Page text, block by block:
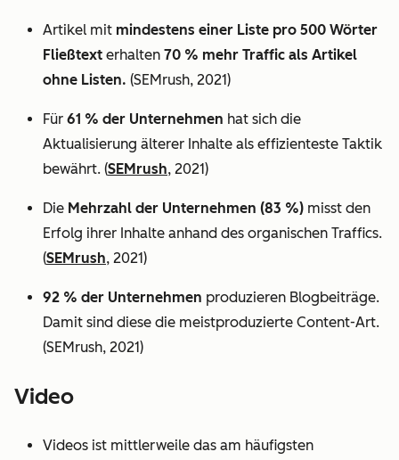
Artikel mit mindestens einer Liste pro 500 Wörter
Fließtext erhalten 70 % mehr Traffic als Artikel
ohne Listen. (SEMrush, 2021)
Für 61 % der Unternehmen hat sich die
Aktualisierung älterer Inhalte als effizienteste Taktik
bewährt. (SEMrush, 2021)
Die Mehrzahl der Unternehmen (83 %) misst den
Erfolg ihrer Inhalte anhand des organischen Traffics.
(SEMrush, 2021)
92 % der Unternehmen produzieren Blogbeiträge.
Damit sind diese die meistproduzierte Content-Art.
(SEMrush, 2021)
Video
Videos ist mittlerweile das am häufigsten